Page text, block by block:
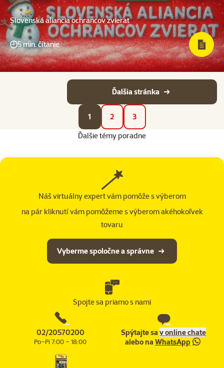
Slovenská aliancia ochrancov zvierat
5 min. čítanie
1 2 3
Ďalšia stránka
Ďalšie témy poradne
Náš virtuálny expert vám pomôže s výberom
na pár kliknutí vám pomôžeme s výberom akéhokoľvek
tovaru
Vyberme spoločne a správne
Spojte sa priamo s nami
02/20570200
Po–Pi 7:00 – 18:00
Spýtajte sav online chate
alebo naWhatsApp